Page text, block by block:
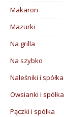
Makaron
Mazurki
Na grilla
Na szybko
Naleśniki i spółka
Owsianki i spółka
Pączki i spółka